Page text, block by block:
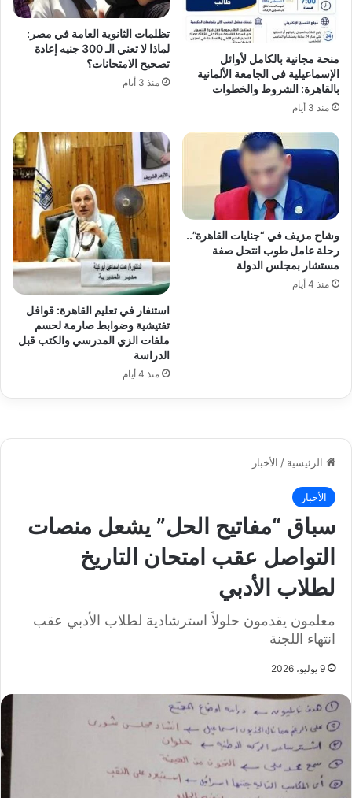
منحة مجانية بالكامل لأوائل
الإسماعيلية في الجامعة الألمانية
بالقاهرة: الشروط والخطوات
منذ 3 أيام
تظلمات الثانوية العامة في مصر:
لماذا لا تعني الـ 300 جنيه إعادة
تصحيح الامتحانات؟
منذ 3 أيام
وشاح مزيف في “جنايات القاهرة”..
رحلة عامل طوب انتحل صفة
مستشار بمجلس الدولة
منذ 4 أيام
استنفار في تعليم القاهرة: قوافل
تفتيشية وضوابط صارمة لحسم
ملفات الزي المدرسي والكتب قبل
الدراسة
منذ 4 أيام